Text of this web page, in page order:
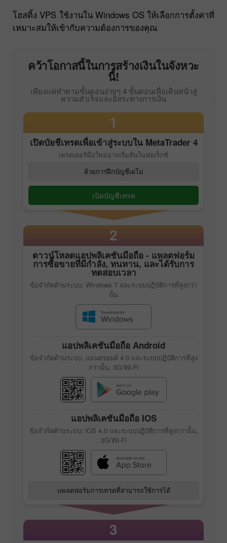
โฮสติ้ง VPS ใช้งานใน Windows OS ให้เลือกการตั้งค่าที่
เหมาะสมให้เข้ากับความต้องการของคุณ
คว้าโอกาสนี้ในการสร้างเงินในจังหวะ
นี้!
เพียงแค่ทำตามขั้นตอนง่ายๆ 4 ขั้นตอนเพื่อเดินหน้าสู่
ความสำเร็จและอิสระทางการเงิน
1
เปิดบัยชีเทรดเพื่อเข้าสู่ระบบใน MetaTrader 4
เทรดเดอร์มือใหม่อาจเริ่มต้นในฟอเร็กซ์
ด้วยการฝึกบัญชีเดโม่
เปิดบัญชีเทรด
2
ดาวน์โหลดแอปพลิเคชันมือถือ - แพลตฟอร์ม
การซื้อขายที่มีกำลัง, ทนทาน, และได้รับการ
ทดสอบเวลา
ข้อจำกัดด้านระบบ: Windows 7 และระบบปฏิบัติการที่สูงกว่า
นั้น
แอปพลิเคชันมือถือ Android
ข้อจำกัดด้านระบบ: แอนดรอยด์ 4.0 และระบบปฏิบัติการที่สูง
กว่านั้น, 3G/Wi-Fi
แอปพลิเคชันมือถือ IOS
ข้อจำกัดด้านระบบ: iOS 4.0 และระบบปฏิบัติการที่สูงกว่านั้น,
3G/Wi-Fi
แพลตฟอร์มการเทรดที่สามารถใช้การได้
3